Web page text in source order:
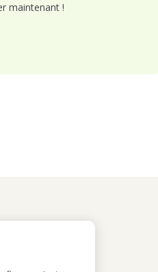
maintenant !